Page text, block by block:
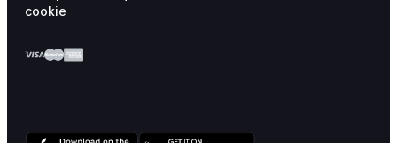
cookie